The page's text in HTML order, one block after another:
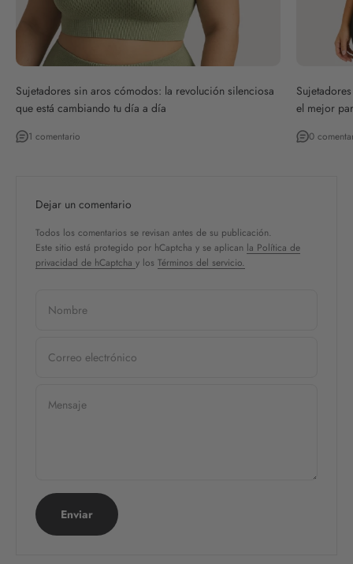
Sujetadores sin aros cómodos: la revolución silenciosa
que está cambiando tu día a día
1 comentario
el mejor
0
Dejar un comentario
Todos los comentarios se revisan antes de su publicación.
Este sitio está protegido por hCaptcha y se aplican la Política de
privacidad de hCaptcha y los Términos del servicio.
Nombre
Correo electrónico
Mensaje
Enviar